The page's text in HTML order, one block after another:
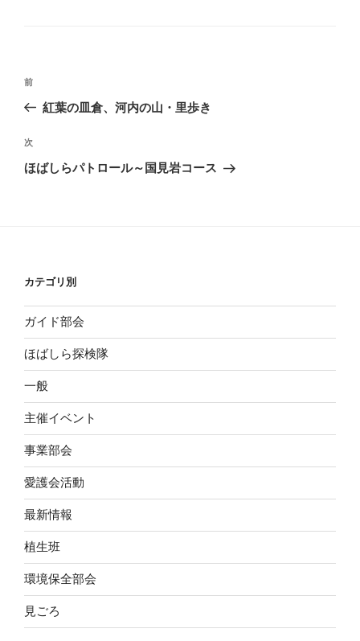
投
ナ
ビ
ゲ
前
の
稿
前
紅葉の皿倉、河内の山・里歩き
次
の
次
ほばしらパトロール～国見岩コース
カテゴリ別
ガイド部会
ほばしら探検隊
一般
主催イベント
事業部会
愛護会活動
最新情報
植生班
環境保全部会
見ごろ